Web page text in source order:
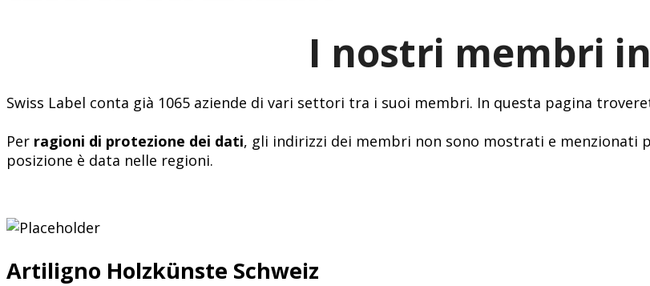
I nostri membri
Swiss Label conta già 1065 aziende di vari settori tra i suoi membri. In questa pagina
Per ragioni di protezione dei dati, gli indirizzi dei membri non sono mostrati e menzionati
posizione è data nelle regioni.
Artiligno Holzkünste Schweiz